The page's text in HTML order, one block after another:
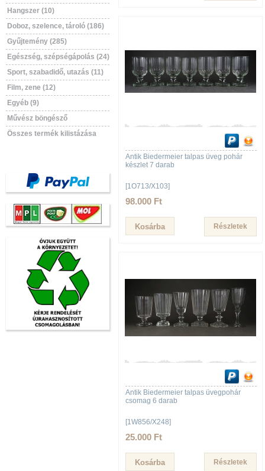
Hangszer (10)
Doboz, szelence, tároló (186)
Gyűjtemény (285)
Egészség, szépségápolás (24)
Sport, szabadidő, utazás (11)
Film, zene (12)
Egyéb (9)
Művész böngésző
Összes termék kilistázása
Antik Biedermeier talpas üveg pohár
készlet 7 darab
[1O713/X103]
98.000 Ft
Részletek
Antik Biedermeier talpas üvegpohár
csomag 6 darab
[1W856/X248]
25.000 Ft
Részletek